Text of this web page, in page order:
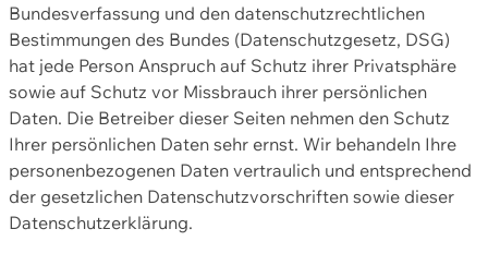
Bundesverfassung und den datenschutzrechtlichen
Bestimmungen des Bundes (Datenschutzgesetz, DSG)
hat jede Person Anspruch auf Schutz ihrer Privatsphäre
sowie auf Schutz vor Missbrauch ihrer persönlichen
Daten. Die Betreiber dieser Seiten nehmen den Schutz
Ihrer persönlichen Daten sehr ernst. Wir behandeln Ihre
personenbezogenen Daten vertraulich und entsprechend
der gesetzlichen Datenschutzvorschriften sowie dieser
Datenschutzerklärung.